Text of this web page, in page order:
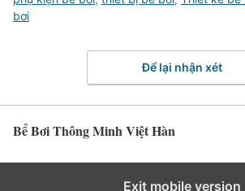
bơi
Để lại nhận xét
Bể Bơi Thông Minh Việt Hàn
Exit mobile version